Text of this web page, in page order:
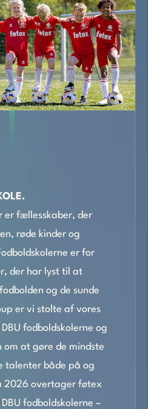
er fællesskaber, der
røde kinder og
er for
der har lyst til at
og de sunde
er vi stolte af vores
fodboldskolerne og
om at gøre de mindste
talenter både på og
2026 overtager føtex
fodboldskolerne –